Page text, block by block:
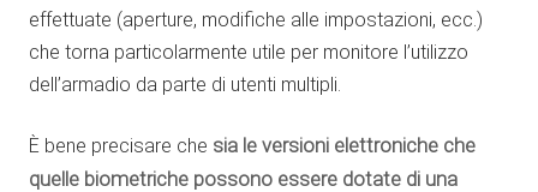
effettuate (aperture, modifiche alle impostazioni, ecc.)
che torna particolarmente utile per monitore l’utilizzo
dell’armadio da parte di utenti multipli.
È bene precisare che sia le versioni elettroniche che
quelle biometriche possono essere dotate di una